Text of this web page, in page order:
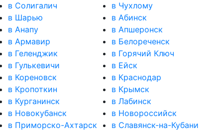
в Солигалич
в Чухлому
в Шарью
в Абинск
в Анапу
в Апшеронск
в Армавир
в Белореченск
в Геленджик
в Горячий Ключ
в Гулькевичи
в Ейск
в Кореновск
в Краснодар
в Кропоткин
в Крымск
в Курганинск
в Лабинск
в Новокубанск
в Новороссийск
в Приморско-Ахтарск
в Славянск-на-Кубани